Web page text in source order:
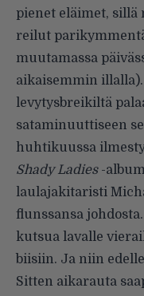
pienet eläimet,
reilut
muutamassa
aikaisemmin
levytysbreikiltä
sataminuuttiseen
huhtikuussa
Shady Ladies-
laulajakitaristi
flunssansa
kutsua lavalle
biisiin. Ja niin
Sitten aikarauta